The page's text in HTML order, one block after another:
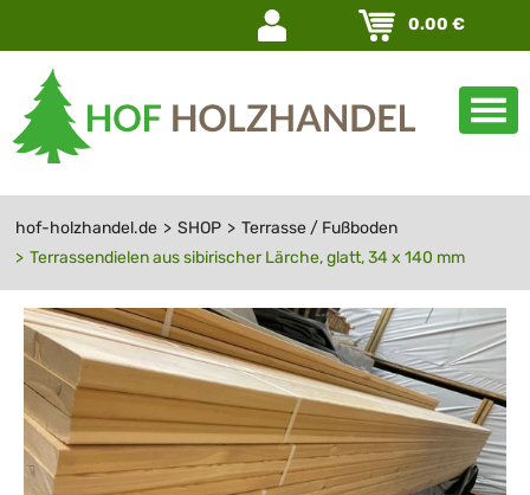
Navigation
überspringen
0.00 €
hof-holzhandel.de SHOP
Terrasse / Fußboden
Terrassendielen aus sibirischer Lärche, glatt, 34 x 140 mm